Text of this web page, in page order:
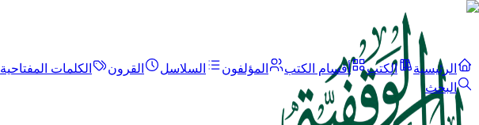
الرئيسية الكتب أقسام الكتب المؤلفون السلاسل القرون الكلمات المفتاحية
البحث